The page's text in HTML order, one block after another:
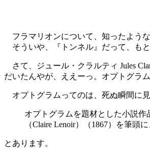
フラマリオンについて、知ったよう
そういや、『トンネル』だって、も
さて、ジュール・クラルティ Jules
だいたんやが、ええーっ。オプトグラ
オプトグラムってのは、死ぬ瞬間に
オプトグラムを題材とした小説作
（Claire Lenoir）（1867）を筆頭
とあります。